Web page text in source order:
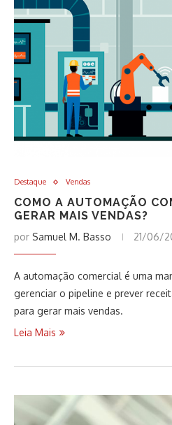
Destaque Vendas
COMO A AUTOMAÇÃO
GERAR MAIS VENDAS?
por Samuel M. Basso 21/06/
A automação comercial é uma
gerenciar o pipeline e prever
para gerar mais vendas.
Leia Mais